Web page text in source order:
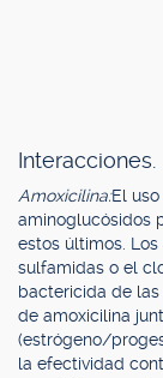
Interacciones.
Amoxicilina:El
aminoglucósidos
estos últimos.
sulfamidas o el
bactericida de
de amoxicilina
(estrógeno/
la efectividad